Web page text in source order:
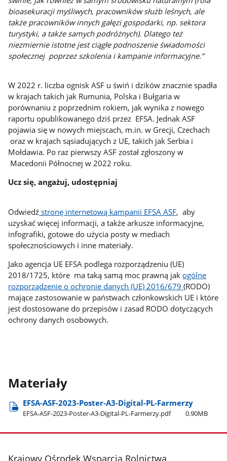
bioasekuracji myśliwych, pracowników służb leśnych, ale
także pracowników innych gałęzi gospodarki, np. sektora
turystyki, a także samych podróżnych). Dlatego też
niezmiernie istotne jest ciągłe podnoszenie świadomości
społecznej poprzez szkolenia i kampanie informacyjne.”
W 2022 r. liczba ognisk ASF u świń i dzików znacznie spadła
w krajach takich jak Rumunia, Polska i Bułgaria w
porównaniu z poprzednim rokiem, jak wynika z nowego
raportu opublikowanego dziś przez EFSA. Jednak ASF
pojawia się w nowych miejscach, m.in. w Grecji, Czechach
oraz w krajach sąsiadujących z UE, takich jak Serbia i
Mołdawia. Po raz pierwszy ASF został zgłoszony w
Macedonii Północnej w 2022 roku.
Ucz się, angażuj, udostępniaj
Odwiedź stronę internetową kampanii EFSA ASF, aby
uzyskać więcej informacji, a także arkusze informacyjne,
infografiki, gotowe do użycia posty w mediach
społecznościowych i inne materiały.
Jako agencja UE EFSA podlega rozporządzeniu (UE)
2018/1725, które ma taką samą moc prawną jakogólne
rozporządzenie o ochronie danych (UE) 2016/679(RODO)
mające zastosowanie w państwach członkowskich UE i które
jest dostosowane do przepisów i zasad RODO dotyczących
ochrony danych osobowych.
Materiały
EFSA-ASF-2023-Poster-A3-Digital-PL-Farmerzy
EFSA-ASF-2023-Poster-A3-Digital-PL-Farmerzy.pdf 0.90MB
stopka
Krajowy Ośrodek Wsparcia Rolnictwa